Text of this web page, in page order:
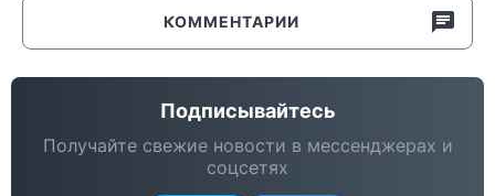
КОММЕНТАРИИ
Подписывайтесь
Получайте свежие новости в мессенджерах и
соцсетях